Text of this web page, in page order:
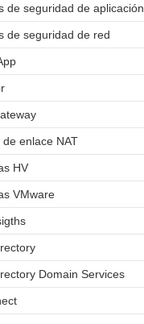
de seguridad de aplicación
de seguridad de red
enlace NAT
HV
VMware
Domain Services